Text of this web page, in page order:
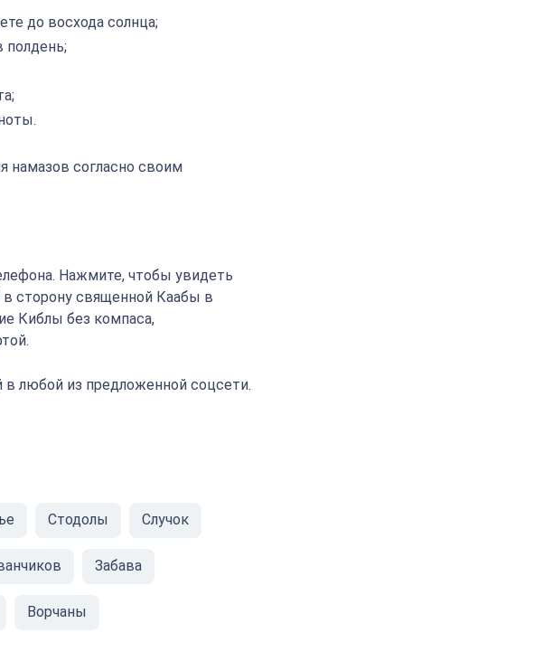
до восхода солнца;
полдень;
намазов согласно своим
Нажмите, чтобы увидеть
в сторону священной Каабы в
Киблы без компаса,
любой из предложенной соцсети.
Стодолы Случок
Забава
Ворчаны